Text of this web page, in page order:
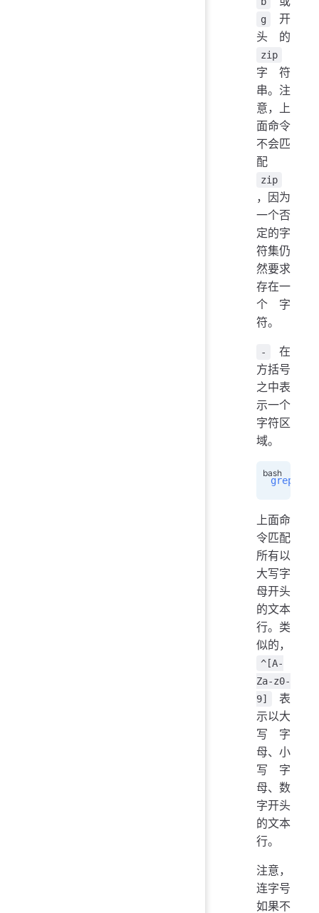
g
开
头的
zip
字符
串。注
意，上
面命令
不会匹
配
zip
，因为
一个否
定的字
符集仍
然要求
存在一
个字
符。
-
在
方括号
之中表
示一个
字符区
域。
grep
上面命
令匹配
所有以
大写字
母开头
的文本
行。类
似的，
^[A-
Za-z0-
9]
表
示以大
写字
母、小
写字
母、数
字开头
的文本
行。
注意，
连字号
如果不